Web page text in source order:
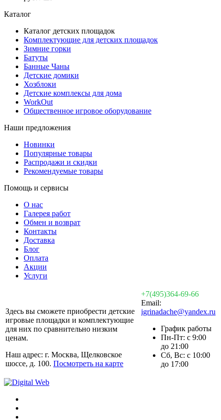
Каталог
Каталог детских площадок
Комплектующие для детских площадок
Зимние горки
Батуты
Банные Чаны
Детские домики
Хозблоки
Детские комплексы для дома
WorkOut
Общественное игровое оборудование
Наши предложения
Новинки
Популярные товары
Распродажи и скидки
Рекомендуемые товары
Помощь и сервисы
О нас
Галерея работ
Обмен и возврат
Контакты
Доставка
Блог
Оплата
Акции
Услуги
Здесь вы сможете приобрести детские
игровые площадки и комплектующие
для них по сравнительно низким
ценам.
Наш адрес: г. Москва, Щелковское
шоссе, д. 100. Посмотреть на карте
+7(495)364-69-66
Email:
igrinadache@yandex.ru
График работы
Пн-Пт: с 9:00
до 21:00
Сб, Вс: с 10:00
до 17:00